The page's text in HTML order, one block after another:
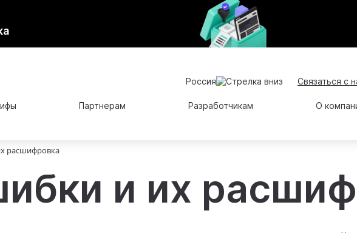
Россия Связаться с
Партнерам Разработчикам О
расшифровка
и их